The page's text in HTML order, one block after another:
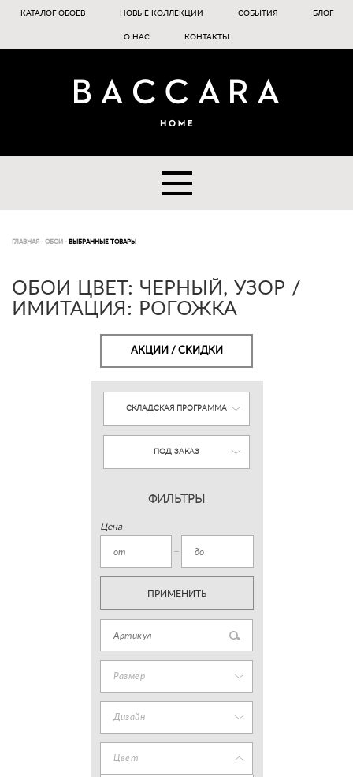
КАТАЛОГ ОБОЕВ НОВЫЕ КОЛЛЕКЦИИ СОБЫТИЯ БЛОГ
О НАС КОНТАКТЫ
ГЛАВНАЯ - ОБОИ - ВЫБРАННЫЕ ТОВАРЫ
ОБОИ ЦВЕТ: ЧЕРНЫЙ, УЗОР /
ИМИТАЦИЯ: РОГОЖКА
АКЦИИ / СКИДКИ
СКЛАДСКАЯ ПРОГРАММА
ПОД ЗАКАЗ
ФИЛЬТРЫ
Цена
ПРИМЕНИТЬ
Размер
Дизайн
Цвет